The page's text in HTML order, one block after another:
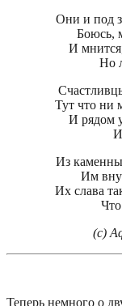
Они и под
Боюсь,
И
Но
Тут что ни
И рядом
И
Из
Им
Их слава
(с)
Теперь немного о